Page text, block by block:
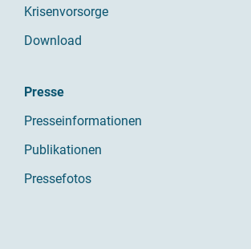
Krisenvorsorge
Download
Presse
Presseinformationen
Publikationen
Pressefotos